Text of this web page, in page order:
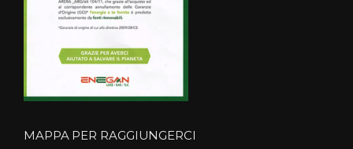
MAPPA PER RAGGIUNGERCI